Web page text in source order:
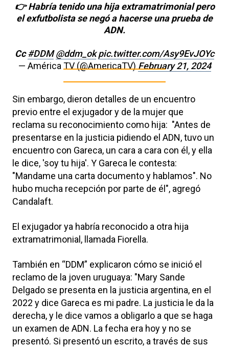
👉 Habría tenido una hija extramatrimonial pero
el exfutbolista se negó a hacerse una prueba de
ADN.
Cc#DDM @ddm_ok pic.twitter.com/Asy9EvJOYc
— América TV (@AmericaTV) February 21, 2024
Sin embargo, dieron detalles de un encuentro
previo entre el exjugador y de la mujer que
reclama su reconocimiento como hija: "Antes de
presentarse en la justicia pidiendo el ADN, tuvo un
encuentro con Gareca, un cara a cara con él, y ella
le dice, 'soy tu hija'. Y Gareca le contesta:
"Mandame una carta documento y hablamos". No
hubo mucha recepción por parte de él", agregó
Candalaft.
El exjugador ya habría reconocido a otra hija
extramatrimonial, llamada Fiorella.
También en “DDM” explicaron cómo se inició el
reclamo de la joven uruguaya: "Mary Sande
Delgado se presenta en la justicia argentina, en el
2022 y dice Gareca es mi padre. La justicia le da la
derecha, y le dice vamos a obligarlo a que se haga
un examen de ADN. La fecha era hoy y no se
presentó. Si presentó un escrito, a través de sus